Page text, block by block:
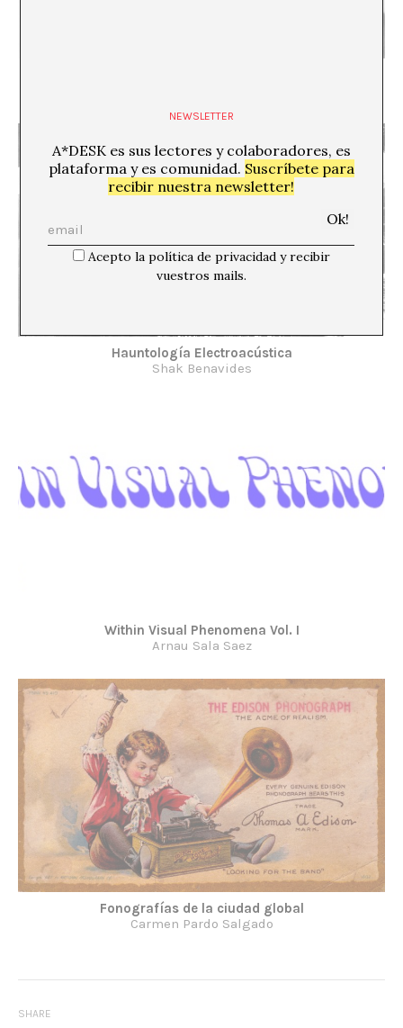
Hauntología Electroacústica
Shak Benavides
Within Visual Phenomena Vol. I
Arnau Sala Saez
Fonografías de la ciudad global
Carmen Pardo Salgado
SHARE
NEWSLETTER
A*DESK es sus lectores y colaboradores, es
plataforma y es comunidad. Suscríbete para
recibir nuestra newsletter!
Acepto la política de privacidad y recibir
vuestros mails.